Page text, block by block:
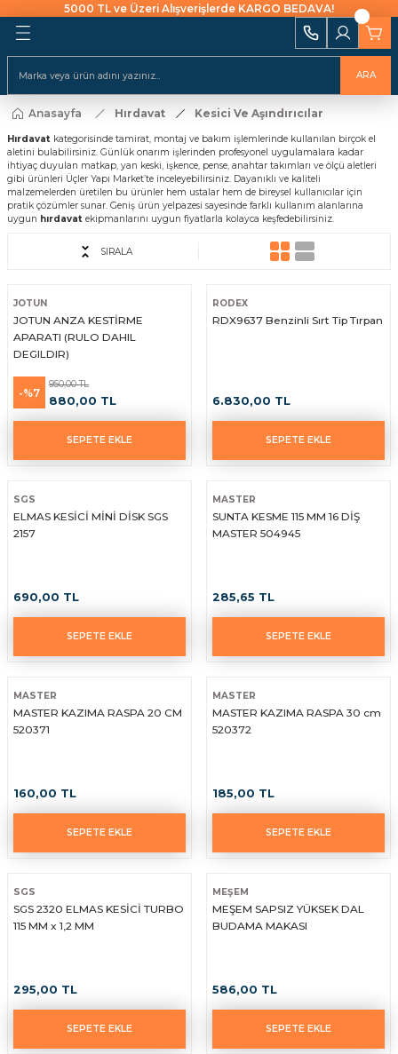
5000 TL ve Üzeri Alışverişlerde KARGO BEDAVA!
/ Vernikler
Eviye (Mutfak) Bataryası
Banyo & Duş Bataryası
Lavabo Bataryası
Süzgeç
Banyo Ürünleri
Uçlar
Aksesuar
Macunlar
Aparatları
ARA
Anasayfa Hırdavat Kesici Ve Aşındırıcılar
Hırdavat kategorisinde tamirat, montaj ve bakım işlemlerinde kullanılan birçok el
aletini bulabilirsiniz. Günlük onarım işlerinden profesyonel uygulamalara kadar
ihtiyaç duyulan matkap, yan keski, işkence, pense, anahtar takımları ve ölçü aletleri
gibi ürünleri Üçler Yapı Market’te inceleyebilirsiniz. Dayanıklı ve kaliteli
malzemelerden üretilen bu ürünler hem ustalar hem de bireysel kullanıcılar için
pratik çözümler sunar. Geniş ürün yelpazesi sayesinde farklı kullanım alanlarına
uygun hırdavat ekipmanlarını uygun fiyatlarla kolayca keşfedebilirsiniz.
SIRALA
JOTUN
JOTUN ANZA KESTİRME
APARATI (RULO DAHIL
DEGILDIR)
-%7
950,00 TL
880,00 TL
SEPETE EKLE
RODEX
RDX9637 Benzinli Sırt Tip Tırpan
6.830,00 TL
SEPETE EKLE
SGS
ELMAS KESİCİ MİNİ DİSK SGS
2157
690,00 TL
SEPETE EKLE
MASTER
SUNTA KESME 115 MM 16 DİŞ
MASTER 504945
285,65 TL
SEPETE EKLE
MASTER
MASTER KAZIMA RASPA 20 CM
520371
160,00 TL
SEPETE EKLE
MASTER
MASTER KAZIMA RASPA 30 cm
520372
185,00 TL
SEPETE EKLE
SGS
SGS 2320 ELMAS KESİCİ TURBO
115 MM x 1,2 MM
295,00 TL
SEPETE EKLE
MEŞEM
MEŞEM SAPSIZ YÜKSEK DAL
BUDAMA MAKASI
586,00 TL
SEPETE EKLE